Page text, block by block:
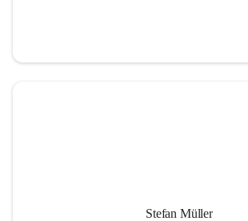
Stefan Müller